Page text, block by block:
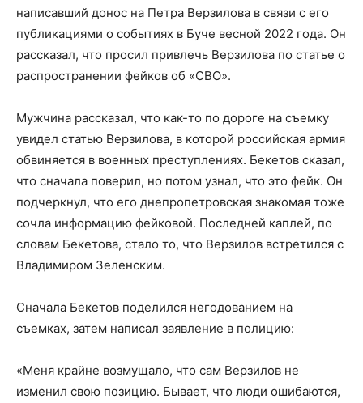
написавший донос на Петра Верзилова в связи с его
публикациями о событиях в Буче весной 2022 года. Он
рассказал, что просил привлечь Верзилова по статье о
распространении фейков об «СВО».
Мужчина рассказал, что как-то по дороге на съемку
увидел статью Верзилова, в которой российская армия
обвиняется в военных преступлениях. Бекетов сказал,
что сначала поверил, но потом узнал, что это фейк. Он
подчеркнул, что его днепропетровская знакомая тоже
сочла информацию фейковой. Последней каплей, по
словам Бекетова, стало то, что Верзилов встретился с
Владимиром Зеленским.
Сначала Бекетов поделился негодованием на
съемках, затем написал заявление в полицию:
«Меня крайне возмущало, что сам Верзилов не
изменил свою позицию. Бывает, что люди ошибаются,